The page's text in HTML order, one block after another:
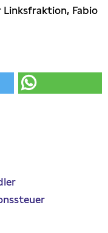
Fabio